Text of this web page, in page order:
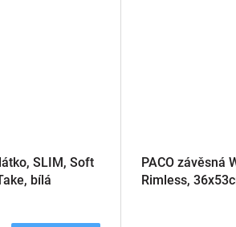
SLIM, Soft
bílá
PACO závěsná
Rimless,